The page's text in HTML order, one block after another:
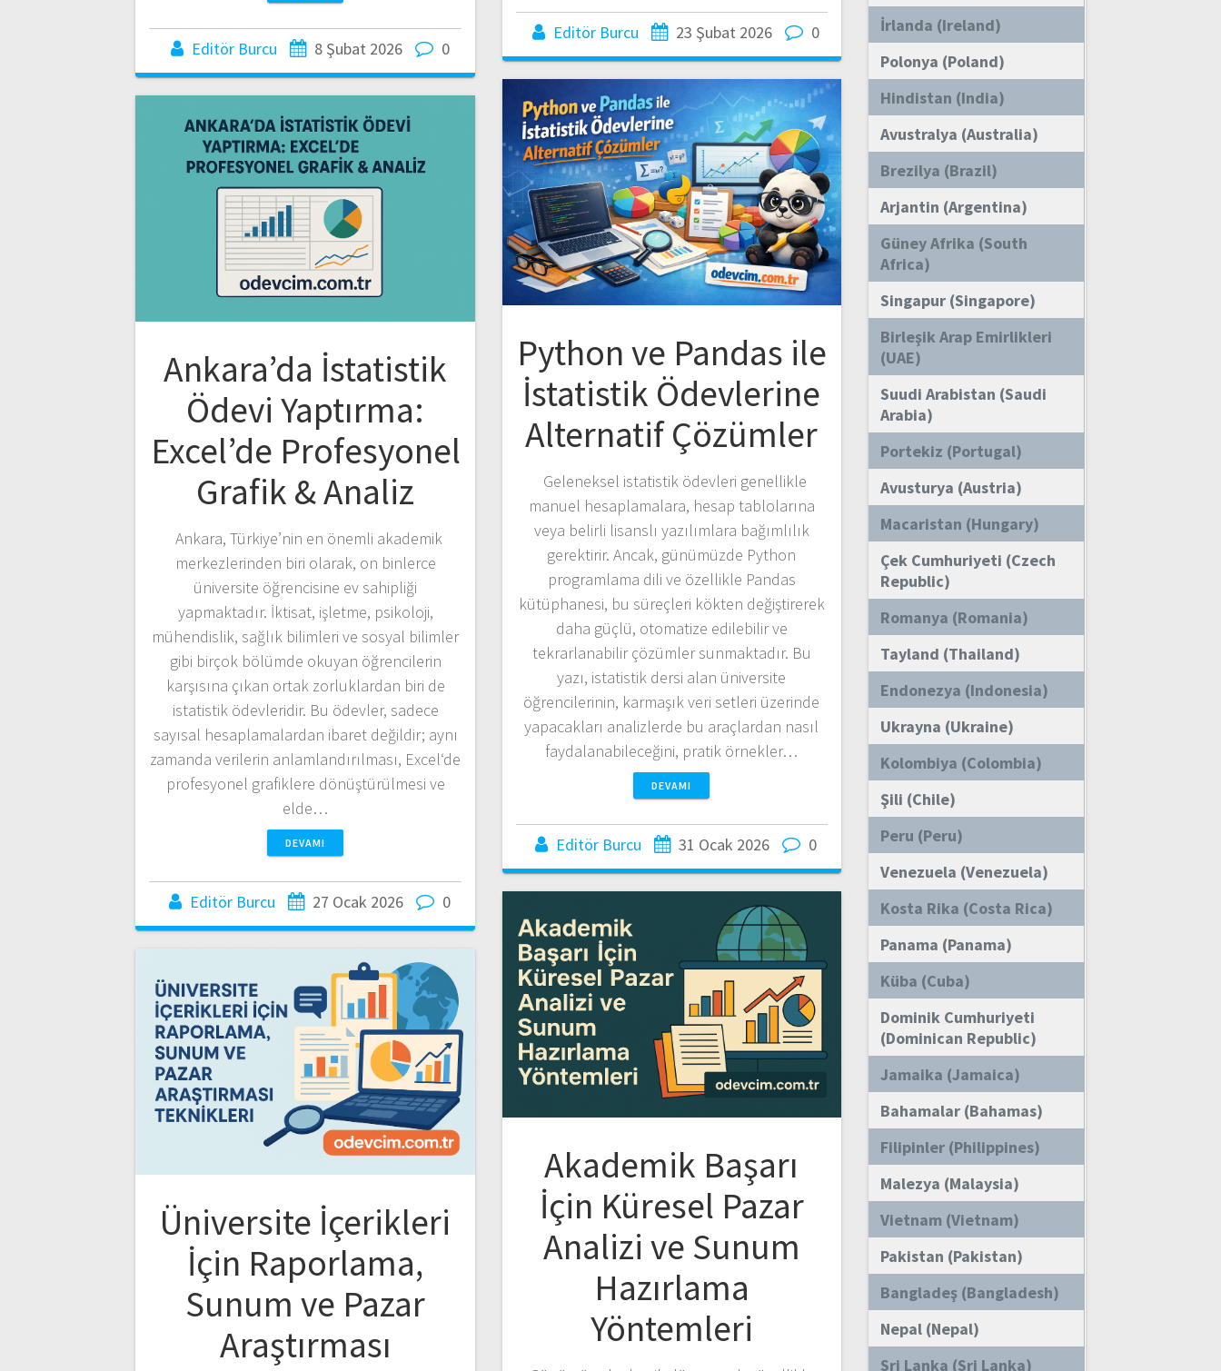
Editör Burcu 23 Şubat 2026 0
Editör Burcu 8 Şubat 2026 0
Python ve Pandas ile
İstatistik Ödevlerine
Alternatif Çözümler
Geleneksel istatistik ödevleri genellikle
manuel hesaplamalara, hesap tablolarına
veya belirli lisanslı yazılımlara bağımlılık
gerektirir. Ancak, günümüzde Python
programlama dili ve özellikle Pandas
kütüphanesi, bu süreçleri kökten değiştirerek
daha güçlü, otomatize edilebilir ve
tekrarlanabilir çözümler sunmaktadır. Bu
yazı, istatistik dersi alan üniversite
öğrencilerinin, karmaşık veri setleri üzerinde
yapacakları analizlerde bu araçlardan nasıl
faydalanabileceğini, pratik örnekler…
DEVAMI
Editör Burcu 31 Ocak 2026 0
Ankara’da İstatistik
Ödevi Yaptırma:
Excel’de Profesyonel
Grafik & Analiz
Ankara, Türkiye’nin en önemli akademik
merkezlerinden biri olarak, on binlerce
üniversite öğrencisine ev sahipliği
yapmaktadır. İktisat, işletme, psikoloji,
mühendislik, sağlık bilimleri ve sosyal bilimler
gibi birçok bölümde okuyan öğrencilerin
karşısına çıkan ortak zorluklardan biri de
istatistik ödevleridir. Bu ödevler, sadece
sayısal hesaplamalardan ibaret değildir; aynı
zamanda verilerin anlamlandırılması, Excel‘de
profesyonel grafiklere dönüştürülmesi ve
elde…
DEVAMI
Editör Burcu 27 Ocak 2026 0
Akademik Başarı
İçin Küresel Pazar
Analizi ve Sunum
Hazırlama
Yöntemleri
Üniversite İçerikleri
İçin Raporlama,
Sunum ve Pazar
Araştırması
İrlanda (Ireland)
Polonya (Poland)
Hindistan (India)
Avustralya (Australia)
Brezilya (Brazil)
Arjantin (Argentina)
Güney Afrika (South
Africa)
Singapur (Singapore)
Birleşik Arap Emirlikleri
(UAE)
Suudi Arabistan (Saudi
Arabia)
Portekiz (Portugal)
Avusturya (Austria)
Macaristan (Hungary)
Çek Cumhuriyeti (Czech
Republic)
Romanya (Romania)
Tayland (Thailand)
Endonezya (Indonesia)
Ukrayna (Ukraine)
Kolombiya (Colombia)
Şili (Chile)
Peru (Peru)
Venezuela (Venezuela)
Kosta Rika (Costa Rica)
Panama (Panama)
Küba (Cuba)
Dominik Cumhuriyeti
(Dominican Republic)
Jamaika (Jamaica)
Bahamalar (Bahamas)
Filipinler (Philippines)
Malezya (Malaysia)
Vietnam (Vietnam)
Pakistan (Pakistan)
Bangladeş (Bangladesh)
Nepal (Nepal)
Sri Lanka (Sri Lanka)